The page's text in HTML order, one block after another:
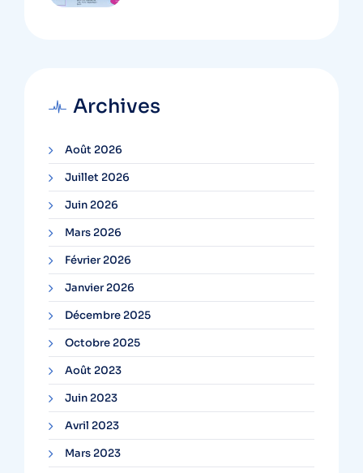
Archives
Août 2026
Juillet 2026
Juin 2026
Mars 2026
Février 2026
Janvier 2026
Décembre 2025
Octobre 2025
Août 2023
Juin 2023
Avril 2023
Mars 2023